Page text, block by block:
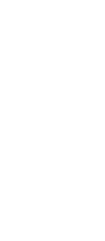
una gran
a
y vectores,
con
trabajos sin
en